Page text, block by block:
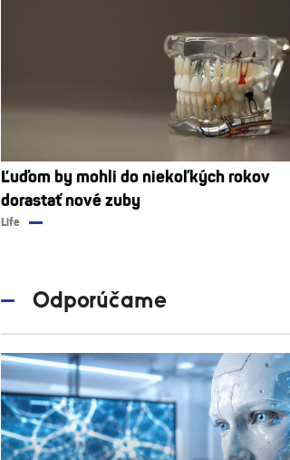
Ľuďom by mohli do niekoľkých rokov
dorastať nové zuby
Life
Odporúčame